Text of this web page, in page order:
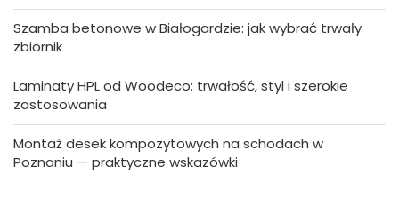
Szamba betonowe w Białogardzie: jak wybrać trwały
zbiornik
Laminaty HPL od Woodeco: trwałość, styl i szerokie
zastosowania
Montaż desek kompozytowych na schodach w
Poznaniu — praktyczne wskazówki